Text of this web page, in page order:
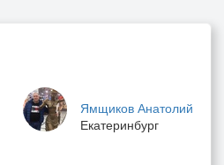
Ямщиков Анатолий
Екатеринбург